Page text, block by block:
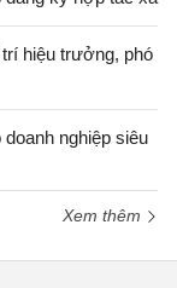
hiệu trưởng, phó
nghiệp siêu
Xem thêm